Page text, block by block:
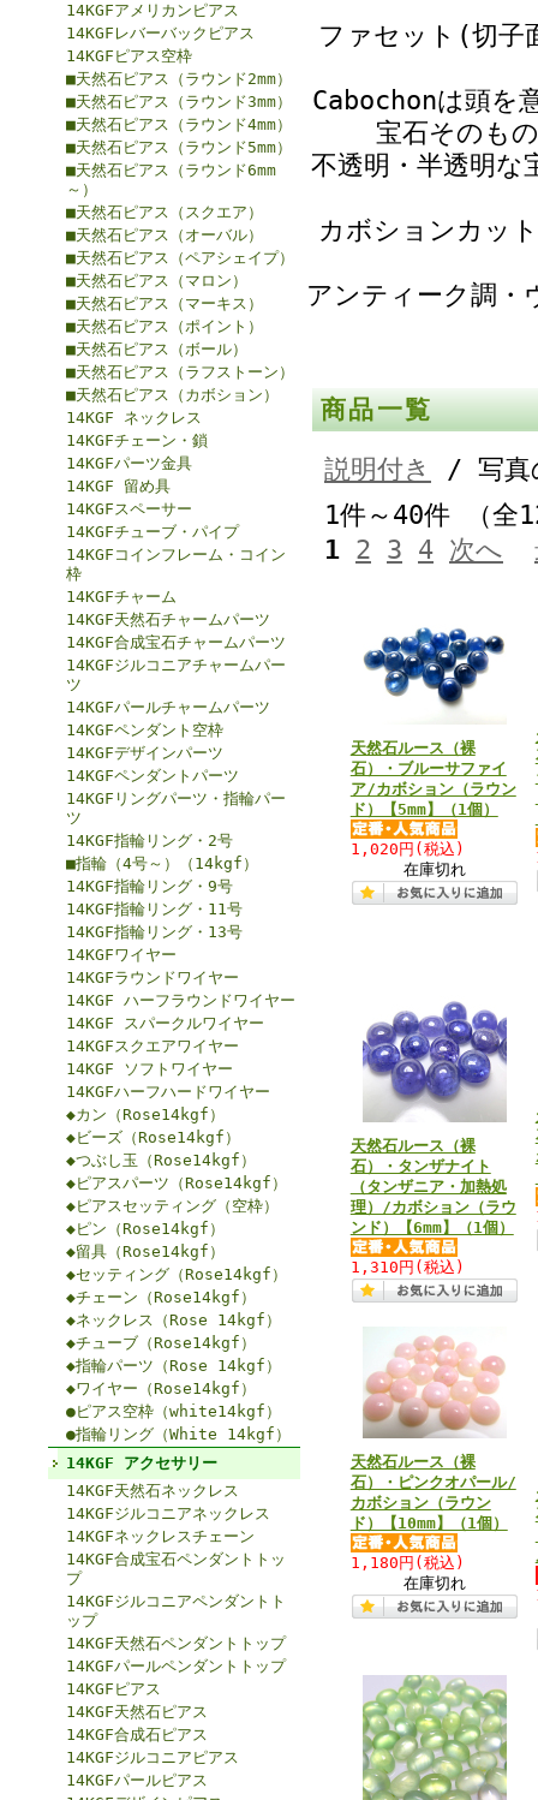
14KGFアメリカンピアス
14KGFレバーバックピアス
14KGFピアス空枠
■天然石ピアス（ラウンド2mm）
■天然石ピアス（ラウンド3mm）
■天然石ピアス（ラウンド4mm）
■天然石ピアス（ラウンド5mm）
■天然石ピアス（ラウンド6mm
～）
■天然石ピアス（スクエア）
■天然石ピアス（オーバル）
■天然石ピアス（ペアシェイプ）
■天然石ピアス（マロン）
■天然石ピアス（マーキス）
■天然石ピアス（ポイント）
■天然石ピアス（ボール）
■天然石ピアス（ラフストーン）
■天然石ピアス（カボション）
14KGF ネックレス
14KGFチェーン・鎖
14KGFパーツ金具
14KGF 留め具
14KGFスペーサー
14KGFチューブ・パイプ
14KGFコインフレーム・コイン
枠
14KGFチャーム
14KGF天然石チャームパーツ
14KGF合成宝石チャームパーツ
14KGFジルコニアチャームパー
ツ
14KGFパールチャームパーツ
14KGFペンダント空枠
14KGFデザインパーツ
14KGFペンダントパーツ
14KGFリングパーツ・指輪パー
ツ
14KGF指輪リング・2号
■指輪（4号～）（14kgf）
14KGF指輪リング・9号
14KGF指輪リング・11号
14KGF指輪リング・13号
14KGFワイヤー
14KGFラウンドワイヤー
14KGF ハーフラウンドワイヤー
14KGF スパークルワイヤー
14KGFスクエアワイヤー
14KGF ソフトワイヤー
14KGFハーフハードワイヤー
◆カン（Rose14kgf）
◆ビーズ（Rose14kgf）
◆つぶし玉（Rose14kgf）
◆ピアスパーツ（Rose14kgf）
◆ピアスセッティング（空枠）
◆ピン（Rose14kgf）
◆留具（Rose14kgf）
◆セッティング（Rose14kgf）
◆チェーン（Rose14kgf）
◆ネックレス（Rose 14kgf）
◆チューブ（Rose14kgf）
◆指輪パーツ（Rose 14kgf）
◆ワイヤー（Rose14kgf）
●ピアス空枠（white14kgf）
●指輪リング（White 14kgf）
14KGF アクセサリー
14KGF天然石ネックレス
14KGFジルコニアネックレス
14KGFネックレスチェーン
14KGF合成宝石ペンダントトッ
プ
14KGFジルコニアペンダントト
ップ
14KGF天然石ペンダントトップ
14KGFパールペンダントトップ
14KGFピアス
14KGF天然石ピアス
14KGF合成石ピアス
14KGFジルコニアピアス
14KGFパールピアス
ファセット(切子
Cabochonは頭を
宝石そのも
不透明・半透明な
カボションカッ
アンティーク調・
商品一覧
説明付き
/ 写真
1件～40件 （
1 2 3 4 次へ
天然石ルース（裸
石）・ブルーサファイ
ア/カボション（ラウン
ド）【5mm】（1個）
1,020円 (税込)
在庫切れ
天然石ルース（裸
石）・タンザナイト
（タンザニア・加熱処
理）/カボション（ラウ
ンド）【6mm】（1個）
1,310円 (税込)
天然石ルース（裸
石）・ピンクオパール/
カボション（ラウン
ド）【10mm】（1個）
1,180円 (税込)
在庫切れ